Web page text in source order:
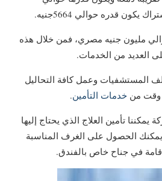
مليون جنيه مصري، فمن خلال هذه
العديد من الخدمات.
المستشفيات وعمل كافة التحاليل
وقت منخدمات التأمين.
تأمين العلاج الذي يحتاج إليها
الحصول على الغرف المناسبة
في جناح خاص بالفندق.